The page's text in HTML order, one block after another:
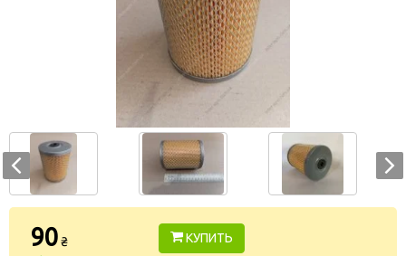
90₴
КУПИТЬ